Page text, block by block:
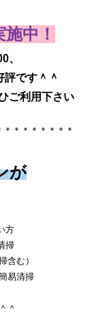
中！
、
評です＾＾
ご利用下さい
＊＊＊＊＊＊＊＊
が
方
掃
含む）
易清掃
＾